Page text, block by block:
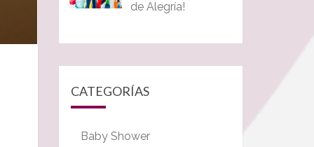
de Alegría!
CATEGORÍAS
Baby Shower